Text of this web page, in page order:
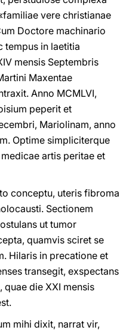
vere christianae
Doctore machinario
tempus in laetitia
mensis Septembris
Maxentae
Anno MCMLVI,
peperit et
Mariolinam, anno
Optime simpliciterque
artis peritae et
conceptu, uteris fibroma
Sectionem
ut tumor
quamvis sciret se
Hilaris in precatione et
transegit, exspectans
quae die XXI mensis
mihi dixit, narrat vir,